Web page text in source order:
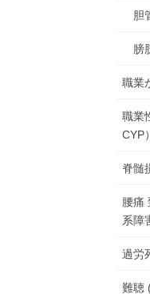
胆
膀
職業
職業
CYP
脊髄
腰痛
系障
過労
難聴